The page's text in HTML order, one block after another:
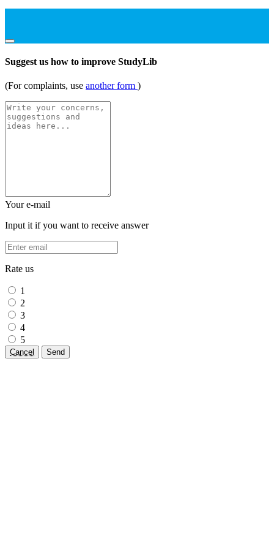
Suggest us how to improve StudyLib
(For complaints, use another form )
Your e-mail
Input it if you want to receive answer
Rate us
1
2
3
4
5
Cancel Send